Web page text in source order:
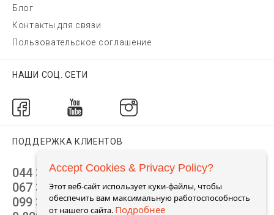
Блог
Контакты для связи
Пользовательское соглашение
НАШИ СОЦ. СЕТИ
ПОДДЕРЖКА КЛИЕНТОВ
044 392 44 45
067 344 14 44 (viber)
099 399 23 80
Accept Cookies & Privacy Policy?
Этот веб-сайт использует куки-файлы, чтобы
обеспечить вам максимальную работоспособность
от нашего сайта. Подробнее